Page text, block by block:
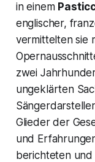
in einem
englischer,
vermittelten sie
zwei
ungeklärten
Glieder der
und
berichteten